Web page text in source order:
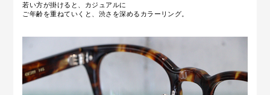
若い方が掛けると、カジュアルに
ご年齢を重ねていくと、渋さを深めるカラーリング。